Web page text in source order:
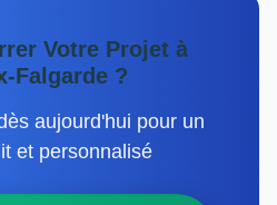
Votre Projet à
Falgarde ?
aujourd'hui pour un
et personnalisé